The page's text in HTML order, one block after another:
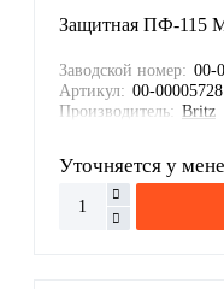
Защитная ПФ-115
Заводской номер: 00-
Артикул: 00-00005728
Производитель: Britz
Уточняется у